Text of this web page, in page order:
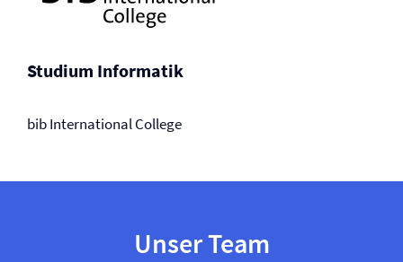
Studium Informatik
bib International College
Unser Team